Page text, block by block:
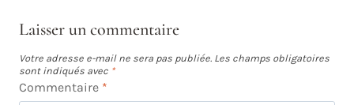
Laisser un commentaire
Votre adresse e-mail ne sera pas publiée. Les champs obligatoires
sont indiqués avec *
Commentaire *